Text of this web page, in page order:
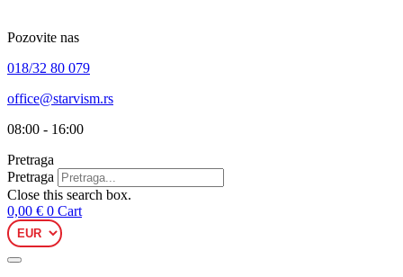
Pozovite nas
018/32 80 079
office@starvism.rs
08:00 - 16:00
Pretraga
Pretraga
Close this search box.
0,00 € 0 Cart